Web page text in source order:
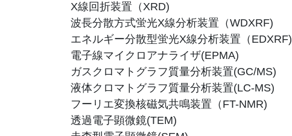
X線回折装置（XRD)
波長分散方式蛍光X線分析装置（WDXRF)
エネルギー分散型蛍光X線分析装置（EDXRF)
電子線マイクロアナライザ(EPMA)
ガスクロマトグラフ質量分析装置(GC/MS)
液体クロマトグラフ質量分析装置(LC-MS)
フーリエ変換核磁気共鳴装置（FT-NMR)
透過電子顕微鏡(TEM)